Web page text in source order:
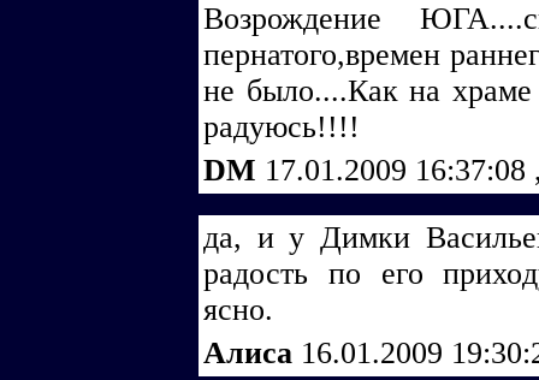
Возрождение
пернатого,времен
не было....Как на
радуюсь!!!!
DM 17.01.2009 16:37:08
да, и у Димки
радость по его
ясно.
Алиса 16.01.2009